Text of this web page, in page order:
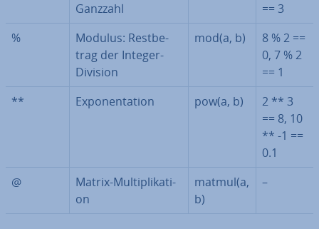
Ganzzahl
== 3
%
Modulus: Rest­be­
trag der Integer-
Division
mod(a, b)
8 % 2 ==
0, 7 % 2
== 1
**
Ex­po­nen­ta­ti­on pow(a, b)
2 ** 3
== 8, 10
** -1 ==
0.1
@
Matrix-Mul­ti­pli­ka­ti­
on
matmul(a,
b)
–